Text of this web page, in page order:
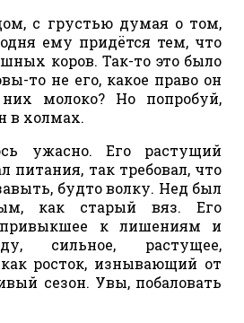
с грустью думая о том,
ему придётся тем, что
коров. Так-то это было
то не его, какое право он
молоко? Но попробуй,
в холмах.
ужасно. Его растущий
питания, так требовал, что
будто волку. Нед был
как старый вяз. Его
привыкшее к лишениям и
сильное, растущее,
росток, изнывающий от
сезон. Увы, побаловать